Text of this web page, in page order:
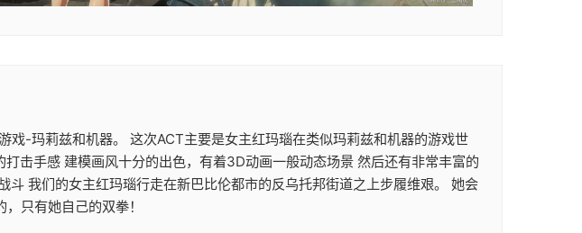
-玛莉兹和机器。 这次ACT主要是女主红玛瑙在类似玛莉兹和机器的游戏世
击手感 建模画风十分的出色，有着3D动画一般动态场景 然后还有非常丰富的
我们的女主红玛瑙行走在新巴比伦都市的反乌托邦街道之上步履维艰。 她会
只有她自己的双拳！